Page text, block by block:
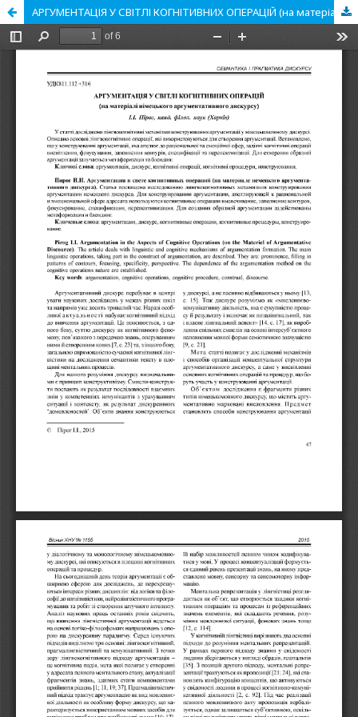
АРГУМЕНТАЦІЯ У СВІТЛІ КОГНІТИВНИХ ОПЕРАЦІЙ (на матеріалі німецького аргументативного дискурсу)